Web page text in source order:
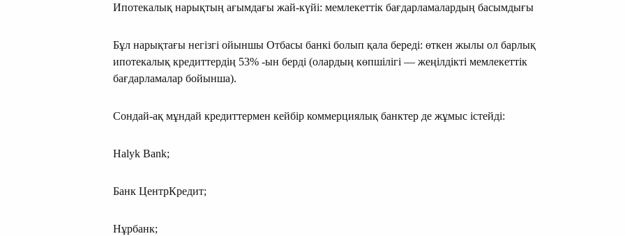
Ипотекалық нарықтың ағымдағы жай-күйі: мемлекеттік бағдарламалардың басымдығы
Бұл нарықтағы негізгі ойыншы Отбасы банкі болып қала береді: өткен жылы ол барлық
ипотекалық кредиттердің 53% -ын берді (олардың көпшілігі — жеңілдікті мемлекеттік
бағдарламалар бойынша).
Сондай-ақ мұндай кредиттермен кейбір коммерциялық банктер де жұмыс істейді:
Halyk Bank;
Банк ЦентрКредит;
Нұрбанк;